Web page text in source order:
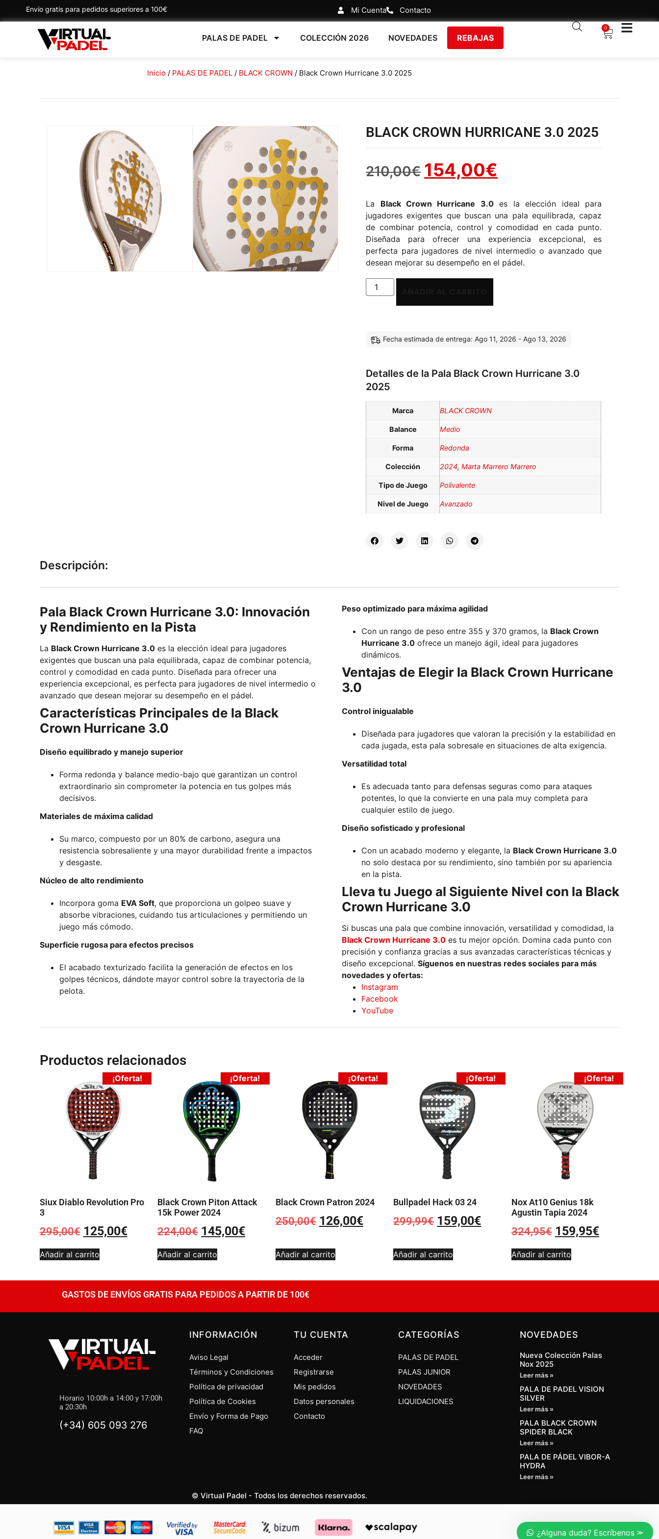
Envío gratis para pedidos superiores a 100€ Mi Cuenta Contacto
PALAS DE PADEL COLECCIÓN 2026 NOVEDADES REBAJAS
0
Inicio / PALAS DE PADEL / BLACK CROWN / Black Crown Hurricane 3.0 2025
BLACK CROWN HURRICANE 3.0 2025
210,00€ 154,00€
La Black Crown Hurricane 3.0es la elección ideal para
jugadores exigentes que buscan una pala equilibrada, capaz
de combinar potencia, control y comodidad en cada punto.
Diseñada para ofrecer una experiencia excepcional, es
perfecta para jugadores de nivel intermedio o avanzado que
desean mejorar su desempeño en el pádel.
Fecha estimada de entrega: Ago 11, 2026 - Ago 13, 2026
Detalles de la Pala Black Crown Hurricane 3.0
2025
Marca BLACK CROWN
Balance Medio
Forma Redonda
Colección 2024,Marta Marrero Marrero
Tipo de Juego Polivalente
Nivel de Juego Avanzado
Descripción:
Pala Black Crown Hurricane 3.0: Innovación
y Rendimiento en la Pista
La Black Crown Hurricane 3.0es la elección ideal para jugadores
exigentes que buscan una pala equilibrada, capaz de combinar potencia,
control y comodidad en cada punto. Diseñada para ofrecer una
experiencia excepcional, es perfecta para jugadores de nivel intermedio o
avanzado que desean mejorar su desempeño en el pádel.
Características Principales de la Black
Crown Hurricane 3.0
Diseño equilibrado y manejo superior
Forma redonda y balance medio-bajo que garantizan un control
extraordinario sin comprometer la potencia en tus golpes más
decisivos.
Materiales de máxima calidad
Su marco, compuesto por un 80% de carbono, asegura una
resistencia sobresaliente y una mayor durabilidad frente a impactos
y desgaste.
Núcleo de alto rendimiento
Incorpora goma EVA Soft, que proporciona un golpeo suave y
absorbe vibraciones, cuidando tus articulaciones y permitiendo un
juego más cómodo.
Superficie rugosa para efectos precisos
El acabado texturizado facilita la generación de efectos en los
golpes técnicos, dándote mayor control sobre la trayectoria de la
pelota.
Peso optimizado para máxima agilidad
Con un rango de peso entre 355 y 370 gramos, la Black Crown
Hurricane 3.0 ofrece un manejo ágil, ideal para jugadores
dinámicos.
Ventajas de Elegir la Black Crown Hurricane
3.0
Control inigualable
Diseñada para jugadores que valoran la precisión y la estabilidad en
cada jugada, esta pala sobresale en situaciones de alta exigencia.
Versatilidad total
Es adecuada tanto para defensas seguras como para ataques
potentes, lo que la convierte en una pala muy completa para
cualquier estilo de juego.
Diseño sofisticado y profesional
Con un acabado moderno y elegante, la Black Crown Hurricane 3.0
no solo destaca por su rendimiento, sino también por su apariencia
en la pista.
Lleva tu Juego al Siguiente Nivel con la Black
Crown Hurricane 3.0
Si buscas una pala que combine innovación, versatilidad y comodidad, la
Black Crown Hurricane 3.0 es tu mejor opción. Domina cada punto con
precisión y confianza gracias a sus avanzadas características técnicas y
diseño excepcional. Síguenos en nuestras redes sociales para más
novedades y ofertas:
Instagram
Facebook
YouTube
Productos relacionados
¡Oferta!
Siux Diablo Revolution Pro
3
295,00€ 125,00€
Añadir al carrito
¡Oferta!
Black Crown Piton Attack
15k Power 2024
224,00€ 145,00€
Añadir al carrito
¡Oferta!
Black Crown Patron 2024
250,00€ 126,00€
Añadir al carrito
¡Oferta!
Bullpadel Hack 03 24
299,99€ 159,00€
Añadir al carrito
¡Oferta!
Nox At10 Genius 18k
Agustin Tapia 2024
324,95€ 159,95€
Añadir al carrito
GASTOS DE ENVÍOS GRATIS PARA PEDIDOS A PARTIR DE 100€
Horario 10:00h a 14:00 y 17:00h
a 20:30h
(+34) 605 093 276
INFORMACIÓN
Aviso Legal
Términos y Condiciones
Política de privacidad
Política de Cookies
Envío y Forma de Pago
FAQ
TU CUENTA
Acceder
Registrarse
Mis pedidos
Datos personales
Contacto
CATEGORÍAS
PALAS DE PADEL
PALAS JUNIOR
NOVEDADES
LIQUIDACIONES
NOVEDADES
Nueva Colección Palas
Nox 2025
Leer más »
PALA DE PADEL VISION
SILVER
Leer más »
PALA BLACK CROWN
SPIDER BLACK
Leer más »
PALA DE PÁDEL VIBOR-A
HYDRA
Leer más »
© Virtual Padel - Todos los derechos reservados.
¿Alguna duda? Escríbenos ⪼